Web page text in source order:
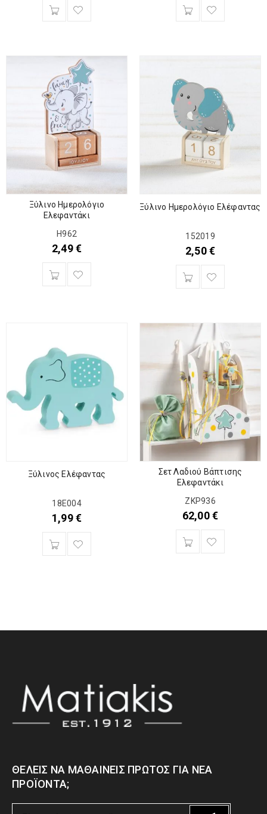
Ξύλινο Ημερολόγιο
Ελεφαντάκι
Η962
2,49€
Ξύλινο Ημερολόγιο Ελέφαντας
152019
2,50€
Ξύλινος Ελέφαντας
18Ε004
1,99€
Σετ Λαδιού Βάπτισης
Ελεφαντάκι
ΖΚΡ936
62,00€
ΘΈΛΕΙΣ ΝΑ ΜΑΘΑΊΝΕΙΣ ΠΡΏΤΟΣ ΓΙΑ ΝΈΑ
ΠΡΟΪΌΝΤΑ;